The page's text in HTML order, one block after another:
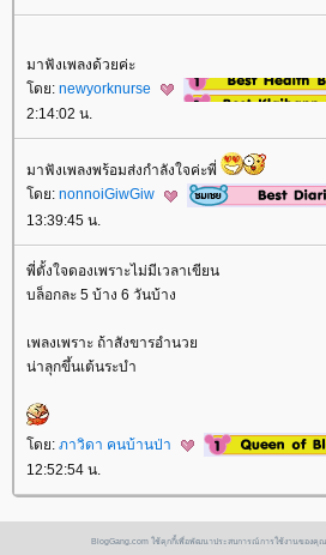
มาฟังเพลงด้วยค่ะ
ดย: newyorknurse
2:14:02 น.
มาฟังเพลงพร้อมส่งกำลังใจค่ะพี่
ดย: nonnoiGiwGiw
13:39:45 น.
พี่ตั้งใจดองเพราะไม่มีเวลาเขียน
บล็อกละ 5 บ้าง 6 วันบ้าง
เพลงเพราะ ถ้าสังขารอำนว
น่าลุกขึ้นเต้นระบำ
ดย: ภาวิดา คนบ้านป่า
12:52:54 น.
BlogGang.com ใช้คุกกี้เพื่อพัฒนาประสบการณ์การใช้งานของคุณ